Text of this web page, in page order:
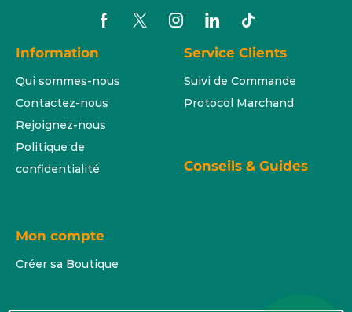
Information
Qui sommes-nous
Contactez-nous
Rejoignez-nous
Politique de
confidentialité
Service Clients
Suivi de Commande
Protocol Marchand
Conseils & Guides
Mon compte
Créer sa Boutique